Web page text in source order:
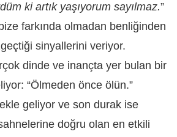
ki artık yaşıyorum sayılmaz.”
farkında olmadan benliğinden
sinyallerini veriyor.
dinde ve inançta yer bulan bir
“Ölmeden önce ölün.”
geliyor ve son durak ise
doğru olan en etkili